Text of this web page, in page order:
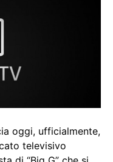
oggi, ufficialmente,
televisivo